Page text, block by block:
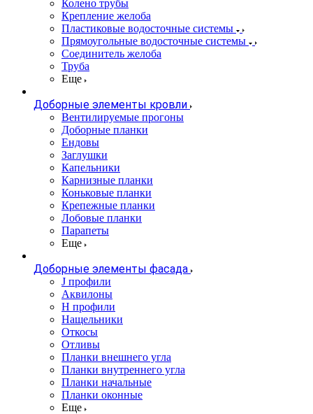
Колено трубы
Крепление желоба
Пластиковые водосточные системы
Прямоугольные водосточные системы
Соединитель желоба
Труба
Еще
Доборные элементы кровли
Вентилируемые прогоны
Доборные планки
Ендовы
Заглушки
Капельники
Карнизные планки
Коньковые планки
Крепежные планки
Лобовые планки
Парапеты
Еще
Доборные элементы фасада
J профили
Аквилоны
Н профили
Нащельники
Откосы
Отливы
Планки внешнего угла
Планки внутреннего угла
Планки начальные
Планки оконные
Еще